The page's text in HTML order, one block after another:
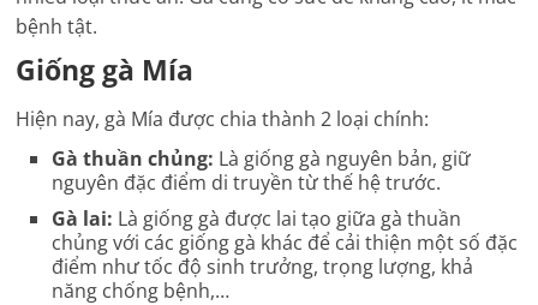
bệnh tật.
Giống gà Mía
Hiện nay, gà Mía được chia thành 2 loại chính:
Gà thuần chủng: Là giống gà nguyên bản, giữ
nguyên đặc điểm di truyền từ thế hệ trước.
Gà lai: Là giống gà được lai tạo giữa gà thuần
chủng với các giống gà khác để cải thiện một số đặc
điểm như tốc độ sinh trưởng, trọng lượng, khả
năng chống bệnh,…